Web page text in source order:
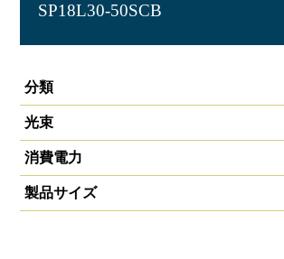
SP18L30-50SCB
分類
光束
消費電力
製品サイズ